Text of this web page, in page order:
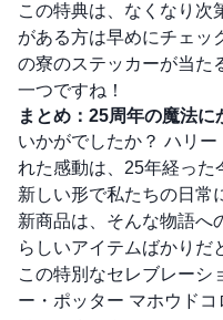
この特典は、なくなり次
がある方は早めにチェッ
の寮のステッカーが当た
一つですね！
まとめ：25周年の魔法に
いかがでしたか？ ハリー
れた感動は、25年経った
新しい形で私たちの日常
新商品は、そんな物語へ
らしいアイテムばかりだ
この特別なセレブレーシ
ー・ポッター マホウド